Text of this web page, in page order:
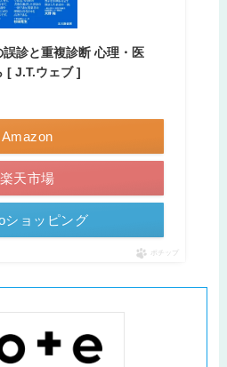
診と重複診断 心理・医
[ J.T.ウェブ ]
Amazon
楽天市場
ショッピング
ポチップ